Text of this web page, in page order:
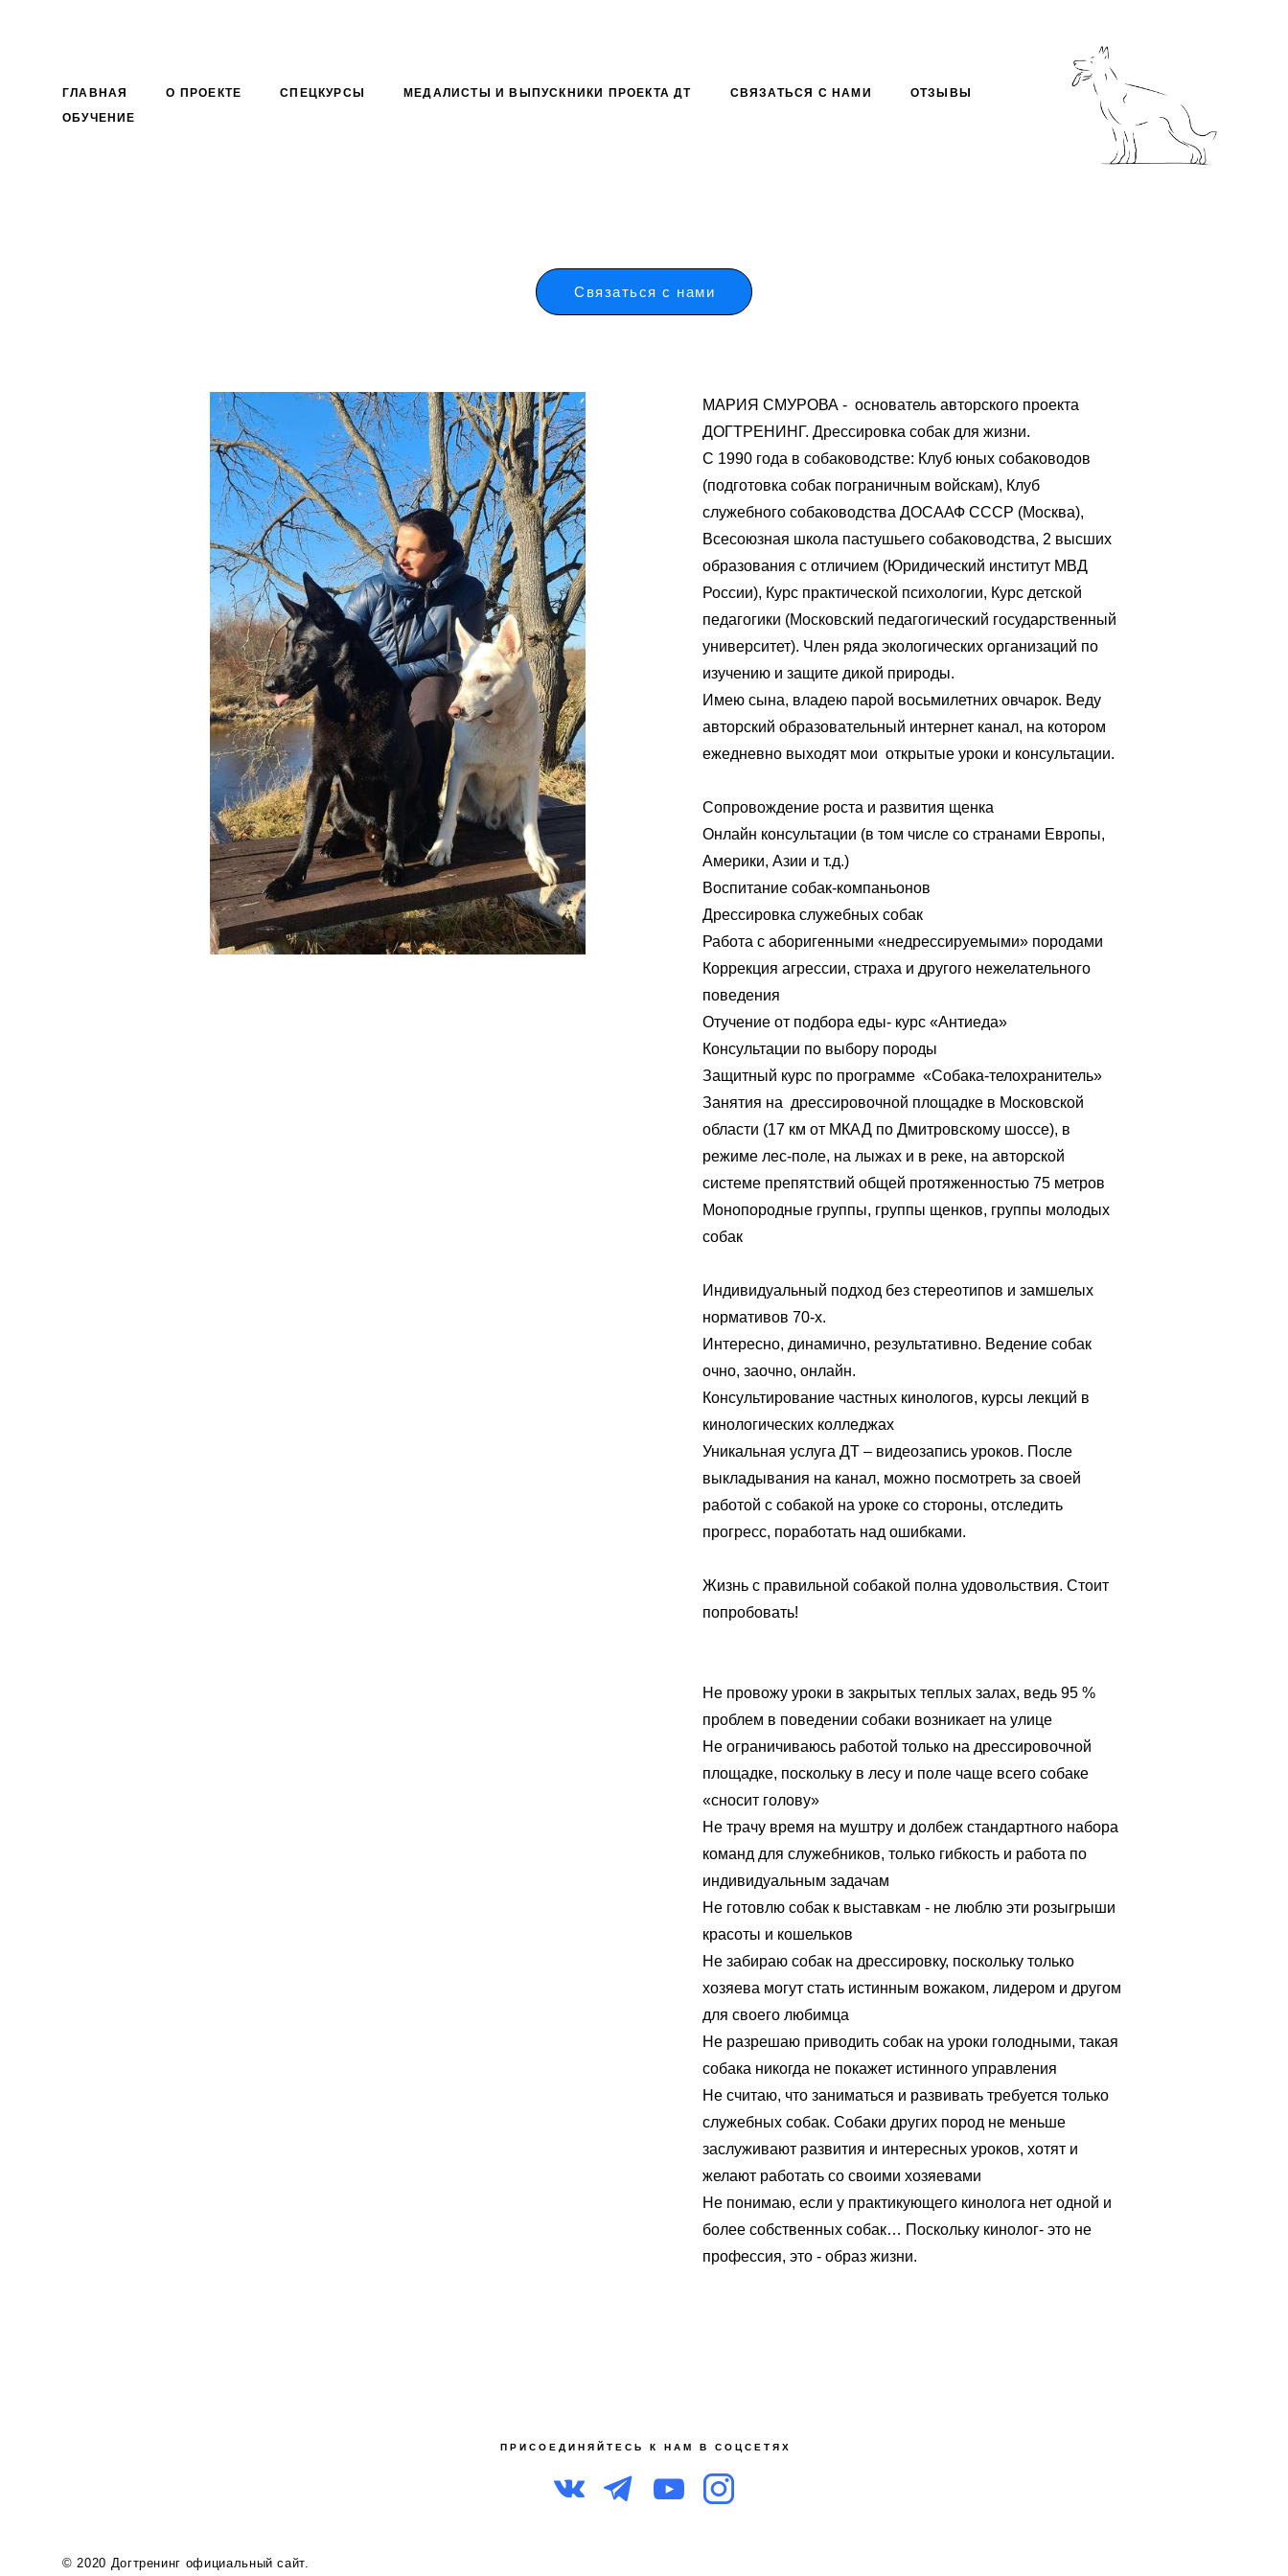
ГЛАВНАЯ О ПРОЕКТЕ СПЕЦКУРСЫ МЕДАЛИСТЫ И ВЫПУСКНИКИ ПРОЕКТА ДТ СВЯЗАТЬСЯ С НАМИ
ОТЗЫВЫ
ОБУЧЕНИЕ
Связаться с нами
МАРИЯ СМУРОВА - основатель авторского проекта
ДОГТРЕНИНГ. Дрессировка собак для жизни.
С 1990 года в собаководстве: Клуб юных собаководов
(подготовка собак пограничным войскам), Клуб
служебного собаководства ДОСААФ СССР (Москва),
Всесоюзная школа пастушьего собаководства, 2 высших
образования с отличием (Юридический институт МВД
России), Курс практической психологии, Курс детской
педагогики (Московский педагогический государственный
университет). Член ряда экологических организаций по
изучению и защите дикой природы.
Имею сына, владею парой восьмилетних овчарок. Веду
авторский образовательный интернет канал, на котором
ежедневно выходят мои открытые уроки и консультации.
Сопровождение роста и развития щенка
Онлайн консультации (в том числе со странами Европы,
Америки, Азии и т.д.)
Воспитание собак-компаньонов
Дрессировка служебных собак
Работа с аборигенными «недрессируемыми» породами
Коррекция агрессии, страха и другого нежелательного
поведения
Отучение от подбора еды- курс «Антиеда»
Консультации по выбору породы
Защитный курс по программе «Собака-телохранитель»
Занятия на дрессировочной площадке в Московской
области (17 км от МКАД по Дмитровскому шоссе), в
режиме лес-поле, на лыжах и в реке, на авторской
системе препятствий общей протяженностью 75 метров
Монопородные группы, группы щенков, группы молодых
собак
Индивидуальный подход без стереотипов и замшелых
нормативов 70-х.
Интересно, динамично, результативно. Ведение собак
очно, заочно, онлайн.
Консультирование частных кинологов, курсы лекций в
кинологических колледжах
Уникальная услуга ДТ – видеозапись уроков. После
выкладывания на канал, можно посмотреть за своей
работой с собакой на уроке со стороны, отследить
прогресс, поработать над ошибками.
Жизнь с правильной собакой полна удовольствия. Стоит
попробовать!
Не провожу уроки в закрытых теплых залах, ведь 95 %
проблем в поведении собаки возникает на улице
Не ограничиваюсь работой только на дрессировочной
площадке, поскольку в лесу и поле чаще всего собаке
«сносит голову»
Не трачу время на муштру и долбеж стандартного набора
команд для служебников, только гибкость и работа по
индивидуальным задачам
Не готовлю собак к выставкам - не люблю эти розыгрыши
красоты и кошельков
Не забираю собак на дрессировку, поскольку только
хозяева могут стать истинным вожаком, лидером и другом
для своего любимца
Не разрешаю приводить собак на уроки голодными, такая
собака никогда не покажет истинного управления
Не считаю, что заниматься и развивать требуется только
служебных собак. Собаки других пород не меньше
заслуживают развития и интересных уроков, хотят и
желают работать со своими хозяевами
Не понимаю, если у практикующего кинолога нет одной и
более собственных собак… Поскольку кинолог- это не
профессия, это - образ жизни.
П Р И С О Е Д И Н Я Й Т Е С Ь К Н А М В С О Ц С Е Т Я Х
© 2020 Догтренинг официальный сайт.